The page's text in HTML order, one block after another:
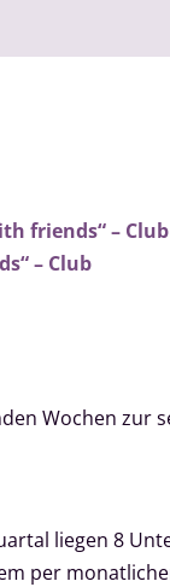
friends“ – Club
– Club
Wochen zur
liegen 8
per